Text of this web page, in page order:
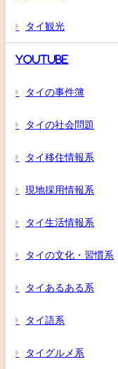
タイ観光
YouTube
タイの事件簿
タイの社会問題
タイ移住情報系
現地採用情報系
タイ生活情報系
タイの文化・習慣系
タイあるある系
タイ語系
タイグルメ系